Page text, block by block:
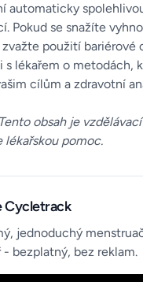
automaticky
Pokud se snažíte
použití bariérové
s lékařem o metodách,
cílům a zdravotní
obsah je
lékařskou pomoc.
Cycletrack
jednoduchý
- bezplatný, bez reklam.